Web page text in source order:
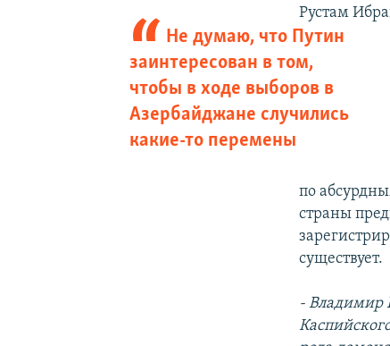
Рустам
Не думаю, что Путин
заинтересован в том,
чтобы в ходе выборов в
Азербайджане случились
какие-то перемены
по
страны
существует.
- Владимир